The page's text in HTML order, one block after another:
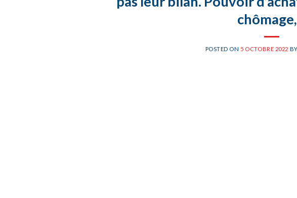
POSTED ON 5 OCTOBRE 2022